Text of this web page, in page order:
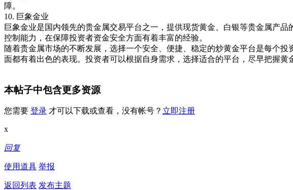
障。
10. 巨象金业
巨象金业是国内领先的贵金属交易平台之一，提供现货黄金、白银等贵金属产
控制能力，在保障投资者资金安全方面有着丰富的经验。
随着贵金属市场的不断发展，选择一个安全、便捷、稳定的炒黄金平台是每个投
面都有着出色的表现。投资者可以根据自身需求，选择适合的平台，尽早把握
本帖子中包含更多资源
您需要 登录 才可以下载或查看，没有帐号？ 立即注册
x
回复
使用道具 举报
返回列表 发布主题